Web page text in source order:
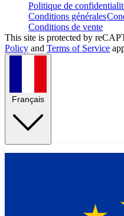
Politique de
Conditions générales
Conditions de vente
This site is protected by
Policy and Terms of Service
Français